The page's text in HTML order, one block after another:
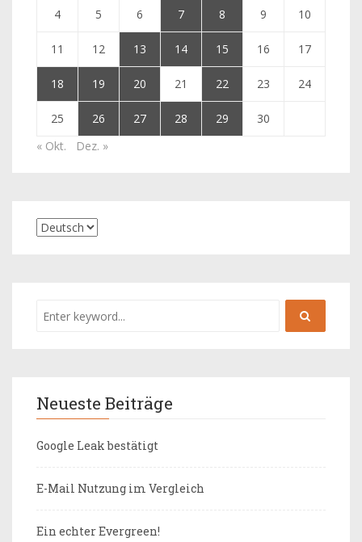
4 5 6 7 8 9 10
11 12 13 14 15 16 17
18 19 20 21 22 23 24
25 26 27 28 29
30
« Okt.
Dez. »
Neueste Beiträge
Google Leak bestätigt
E-Mail Nutzung im Vergleich
Ein echter Evergreen!